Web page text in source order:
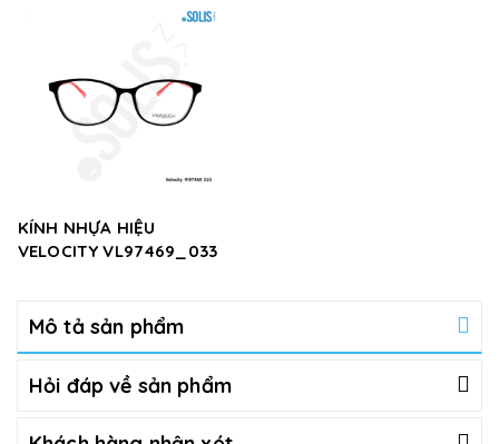
KÍNH NHỰA HIỆU
VELOCITY VL97469_033
Mô tả sản phẩm
Hỏi đáp về sản phẩm